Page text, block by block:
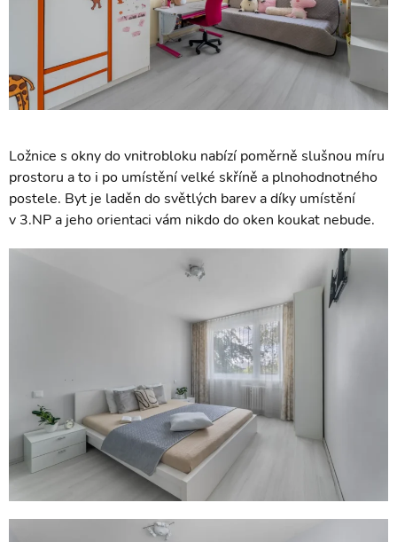
Ložnice s okny do vnitrobloku nabízí poměrně slušnou míru
prostoru a to i po umístění velké skříně a plnohodnotného
postele. Byt je laděn do světlých barev a díky umístění
v 3.NP a jeho orientaci vám nikdo do oken koukat nebude.